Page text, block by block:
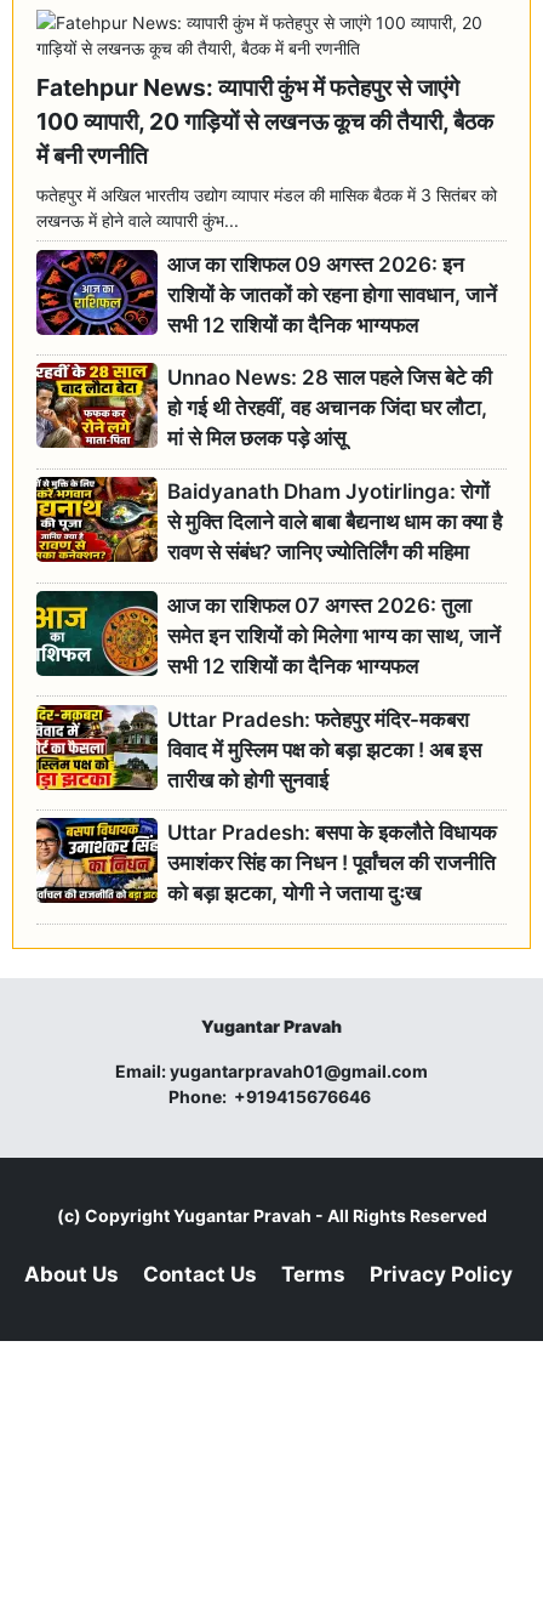
Fatehpur News: व्यापारी कुंभ में फतेहपुर से जाएंगे
100 व्यापारी, 20 गाड़ियों से लखनऊ कूच की तैयारी, बैठक
में बनी रणनीति
फतेहपुर में अखिल भारतीय उद्योग व्यापार मंडल की मासिक बैठक में 3 सितंबर को
लखनऊ में होने वाले व्यापारी कुंभ...
आज का राशिफल 09 अगस्त 2026: इन
राशियों के जातकों को रहना होगा सावधान, जानें
सभी 12 राशियों का दैनिक भाग्यफल
Unnao News: 28 साल पहले जिस बेटे की
हो गई थी तेरहवीं, वह अचानक जिंदा घर लौटा,
मां से मिल छलक पड़े आंसू
Baidyanath Dham Jyotirlinga: रोगों
से मुक्ति दिलाने वाले बाबा बैद्यनाथ धाम का क्या है
रावण से संबंध? जानिए ज्योतिर्लिंग की महिमा
आज का राशिफल 07 अगस्त 2026: तुला
समेत इन राशियों को मिलेगा भाग्य का साथ, जानें
सभी 12 राशियों का दैनिक भाग्यफल
Uttar Pradesh: फतेहपुर मंदिर-मकबरा
विवाद में मुस्लिम पक्ष को बड़ा झटका ! अब इस
तारीख को होगी सुनवाई
Uttar Pradesh: बसपा के इकलौते विधायक
उमाशंकर सिंह का निधन ! पूर्वांचल की राजनीति
को बड़ा झटका, योगी ने जताया दुःख
Yugantar Pravah
Email:yugantarpravah01@gmail.com
Phone: +919415676646
(c) CopyrightYugantar Pravah - All Rights Reserved
About Us Contact Us Terms Privacy Policy